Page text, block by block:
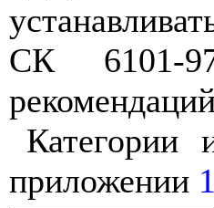
СК 6101-
Категории
приложении 1